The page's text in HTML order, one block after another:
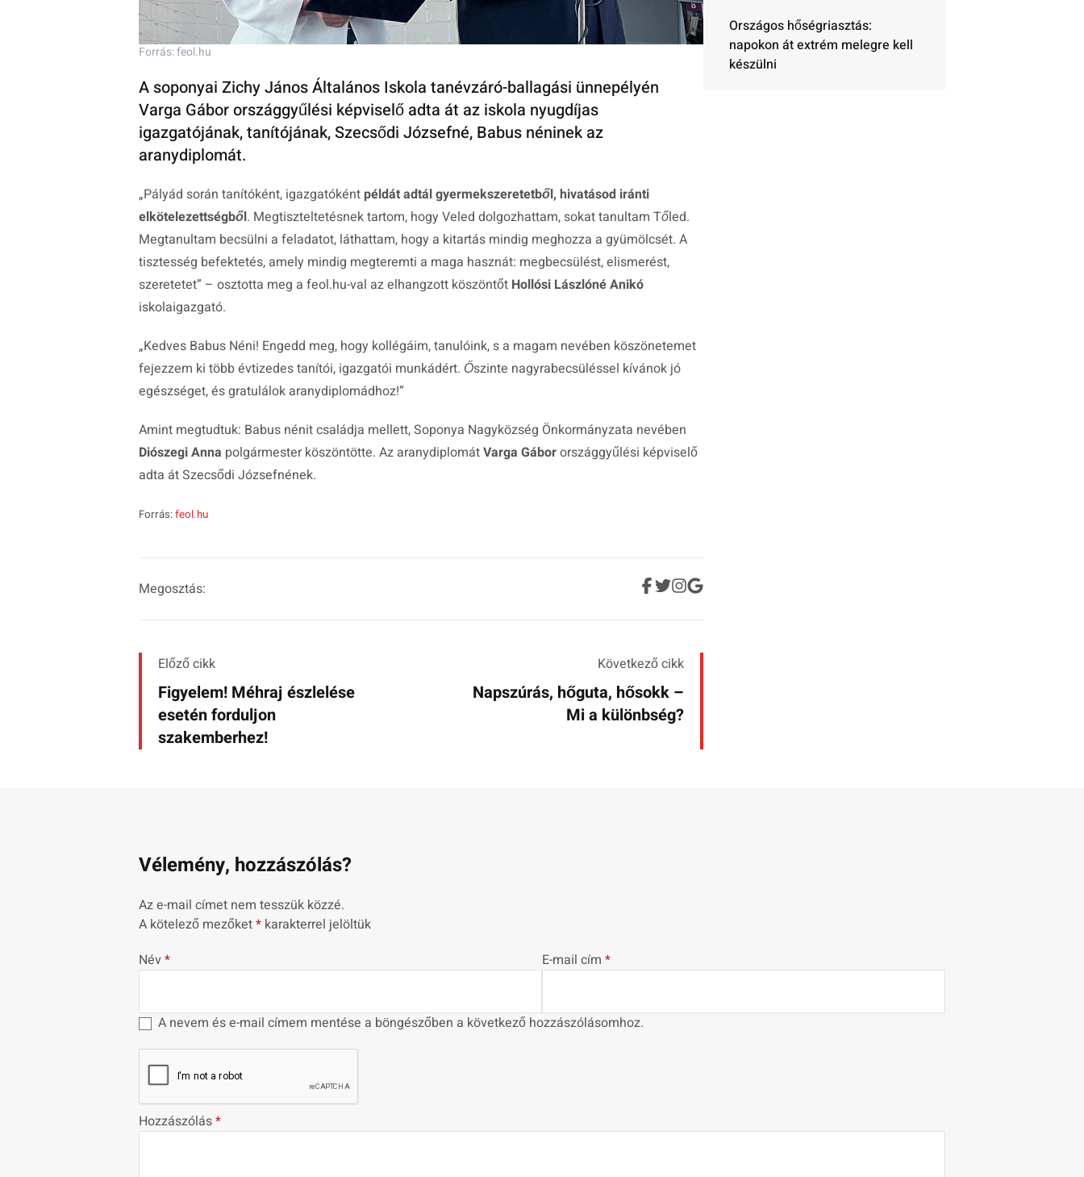
Forrás: feol.hu
A soponyai Zichy János Általános Iskola tanévzáró-ballagási ünnepélyén
Varga Gábor országgyűlési képviselő adta át az iskola nyugdíjas
igazgatójának, tanítójának, Szecsődi Józsefné, Babus néninek az
aranydiplomát.
„Pályád során tanítóként, igazgatóként példát adtál gyermekszeretetből, hivatásod iránti
elkötelezettségből. Megtiszteltetésnek tartom, hogy Veled dolgozhattam, sokat tanultam Tőled.
Megtanultam becsülni a feladatot, láthattam, hogy a kitartás mindig meghozza a gyümölcsét. A
tisztesség befektetés, amely mindig megteremti a maga hasznát: megbecsülést, elismerést,
szeretetet” – osztotta meg a feol.hu-val az elhangzott köszöntőt Hollósi Lászlóné Anikó
iskolaigazgató.
„Kedves Babus Néni! Engedd meg, hogy kollégáim, tanulóink, s a magam nevében köszönetemet
fejezzem ki több évtizedes tanítói, igazgatói munkádért. Őszinte nagyrabecsüléssel kívánok jó
egészséget, és gratulálok aranydiplomádhoz!”
Amint megtudtuk: Babus nénit családja mellett, Soponya Nagyközség Önkormányzata nevében
Diószegi Anna polgármester köszöntötte. Az aranydiplomátVarga Gáborországgyűlési képviselő
adta át Szecsődi Józsefnének.
Forrás:feol.hu
Megosztás:
Előző cikk
Figyelem! Méhraj észlelése
esetén forduljon
szakemberhez!
Következő cikk
Napszúrás, hőguta, hősokk –
Mi a különbség?
Országos hőségriasztás:
napokon át extrém melegre kell
készülni
Vélemény, hozzászólás?
Az e-mail címet nem tesszük közzé.
A kötelező mezőket* karakterrel jelöltük
Név* E-mail cím *
A nevem és e-mail címem mentése a böngészőben a következő hozzászólásomhoz.
Hozzászólás*